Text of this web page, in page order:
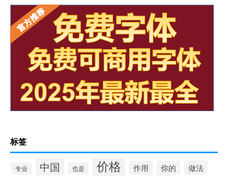
标签
专业 中国 也是 价格 作用 你的 做法